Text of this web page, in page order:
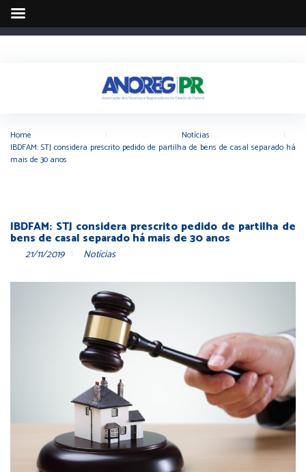
Home Notícias
IBDFAM: STJ considera prescrito pedido de partilha de bens de casal separado há
mais de 30 anos
IBDFAM: STJ considera prescrito pedido de partilha de
bens de casal separado há mais de 30 anos
21/11/2019 Notícias